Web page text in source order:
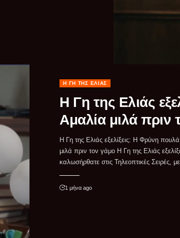
Η ΓΗ ΤΗΣ ΕΛΙΆΣ
Η Γη της Ελιάς
Αμαλία μιλά πριν
Η Γη της Ελιάς εξελίξεις: Η Φρύνη
μιλά πριν τον γάμο Η Γη της Ελιάς
καλωσήρθατε στις Τηλεοπτικές Σειρές,
που μαζεύει χαρές, αγωνίες,
1 μήνα ago